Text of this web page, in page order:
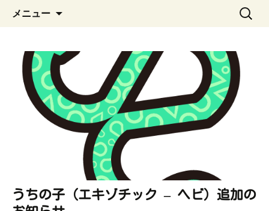
うちの子手帳
ペット管理用アプリ
メニュー
検
索:
うちの子（エキゾチック – ヘビ）追加の